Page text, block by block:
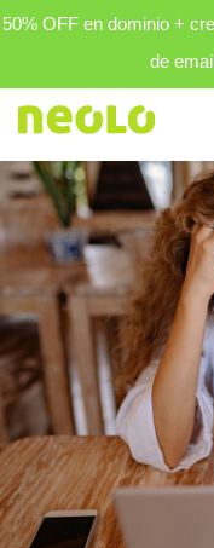
50% OFF en dominio +
de